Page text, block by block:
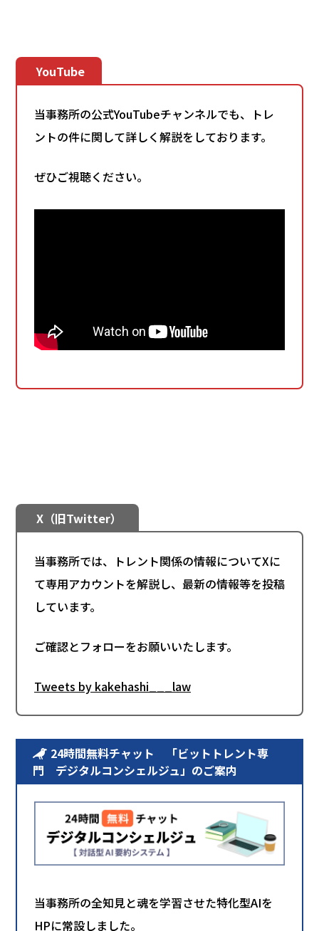
YouTube
当事務所の公式YouTubeチャンネルでも、トレ
ントの件に関して詳しく解説をしております。
ぜひご視聴ください。
X（旧Twitter）
当事務所では、トレント関係の情報についてXに
て専用アカウントを解説し、最新の情報等を投稿
しています。
ご確認とフォローをお願いいたします。
Tweets by kakehashi___law
24時間無料チャット 「ビットトレント専
門 デジタルコンシェルジュ」のご案内
当事務所の全知見と魂を学習させた特化型AIを
HPに常設しました。